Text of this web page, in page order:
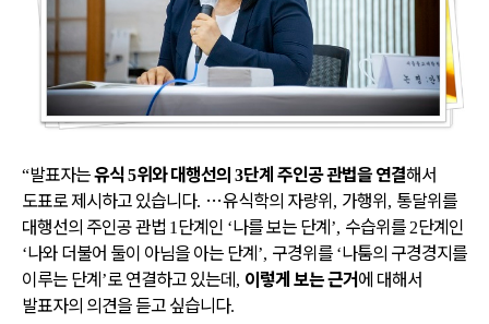
“발표자는유식5위와 대행선의 3단계 주인공 관법을 연결해서
도표로 제시하고 있습니다. …유식학의 자량위, 가행위, 통달위를
대행선의 주인공 관법 1 단계인 ‘나를 보는 단계’, 수습위를 2단계인
‘나와 더불어 둘이 아님을 아는 단계’, 구경위를 ‘나툼의 구경경지를
이루는 단계’로 연결하고 있는데, 이렇게 보는 근거에 대해서
발표자의 의견을 듣고 싶습니다.